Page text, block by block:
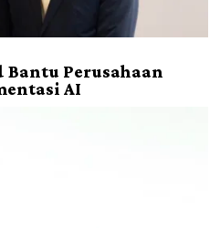
Bantu Perusahaan
AI